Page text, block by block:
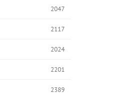
2047
2117
2024
2201
2389